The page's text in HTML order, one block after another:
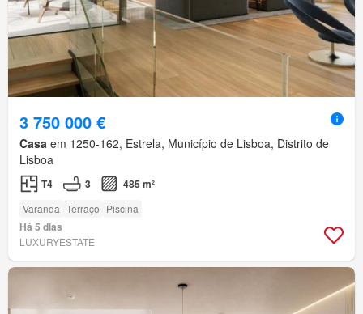
3 750 000 €
Casa em 1250-162, Estrela, Município de Lisboa, Distrito de
Lisboa
T4 3 485 m²
Varanda Terraço Piscina
Há 5 dias
LUXURYESTATE